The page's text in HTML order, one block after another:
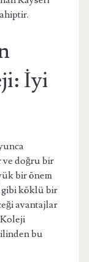
İyi
ve doğru bir
bir önem
gibi köklü bir
avantajlar
bu